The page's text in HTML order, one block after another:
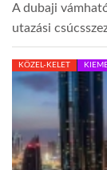
A dubaji
utazási
KÖZEL-KELET